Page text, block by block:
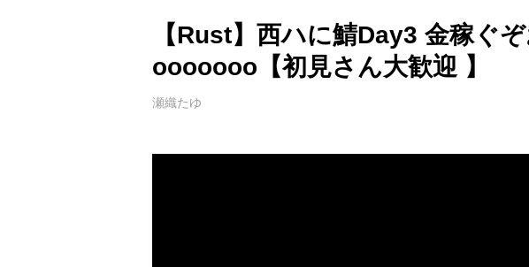
【Rust】西ハに鯖Day3 金稼ぐ
ooooooo【初見さん大歓迎 】
瀬織たゆ